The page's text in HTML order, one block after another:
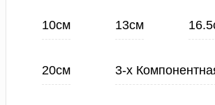
10см 13см
20см 3-х